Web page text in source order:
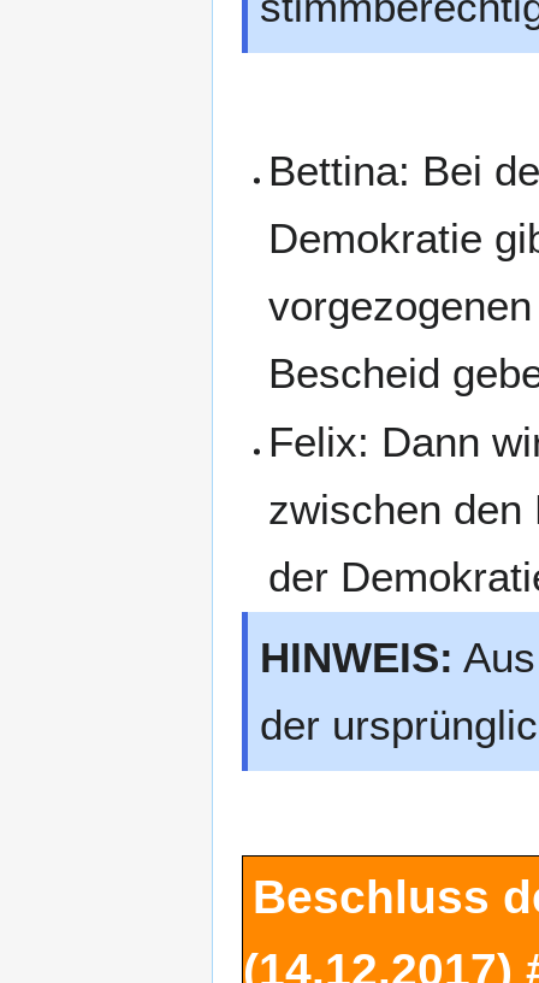
Bettina: Bei
Demokratie
Bescheid
Felix: Dann
zwischen den
der
HINWEIS:
der
Beschluss